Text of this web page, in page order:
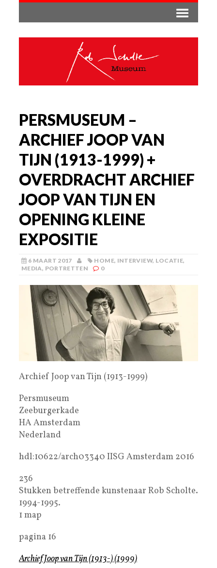
PERSMUSEUM –
ARCHIEF JOOP VAN
TIJN (1913-1999) +
OVERDRACHT ARCHIEF
JOOP VAN TIJN EN
OPENING KLEINE
EXPOSITIE
6 MAART 2017 HOME, INTERVIEW, LOCATIE,
MEDIA, PORTRETTEN 0
Archief Joop van Tijn (1913-1999)
Persmuseum
Zeeburgerkade
HA Amsterdam
Nederland
hdl:10622/arch03340 IISG Amsterdam 2016
236
Stukken betreffende kunstenaar Rob Scholte.
1994-1995.
1 map
pagina 16
Archief Joop van Tijn (1913-) (1999)